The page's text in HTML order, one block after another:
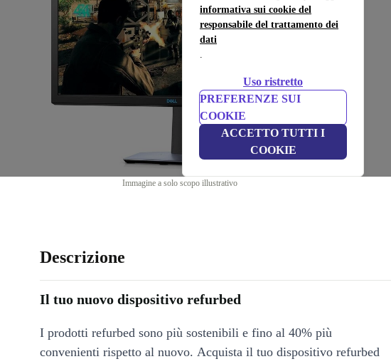
informativa sui cookie del
responsabile del trattamento dei
dati
.
Uso ristretto
PREFERENZE SUI
COOKIE
ACCETTO TUTTI I
COOKIE
Immagine a solo scopo illustrativo
Descrizione
Il tuo nuovo dispositivo refurbed
I prodotti refurbed sono più sostenibili e fino al 40% più
convenienti rispetto al nuovo. Acquista il tuo dispositivo refurbed